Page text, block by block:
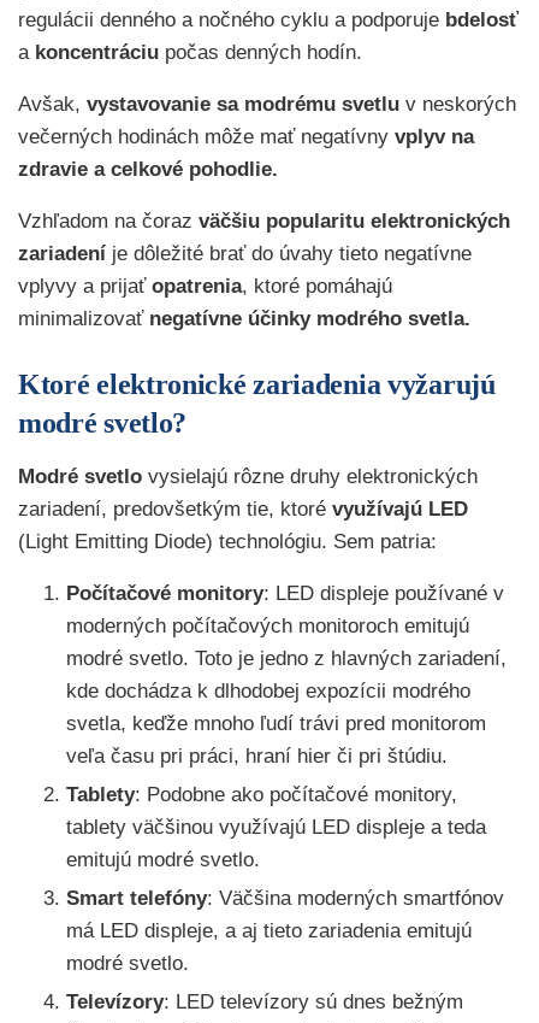
regulácii denného a nočného cyklu a podporuje bdelosť
a koncentráciu počas denných hodín.
Avšak, vystavovanie sa modrému svetlu v neskorých
večerných hodinách môže mať negatívny vplyv na
zdravie a celkové pohodlie.
Vzhľadom na čoraz väčšiu popularitu elektronických
zariadení je dôležité brať do úvahy tieto negatívne
vplyvy a prijať opatrenia, ktoré pomáhajú
minimalizovaťnegatívne účinky modrého svetla.
Ktoré elektronické zariadenia vyžarujú
modré svetlo?
Modré svetlo vysielajú rôzne druhy elektronických
zariadení, predovšetkým tie, ktoré využívajú LED
(Light Emitting Diode) technológiu. Sem patria:
Počítačové monitory: LED displeje používané v
moderných počítačových monitoroch emitujú
modré svetlo. Toto je jedno z hlavných zariadení,
kde dochádza k dlhodobej expozícii modrého
svetla, keďže mnoho ľudí trávi pred monitorom
veľa času pri práci, hraní hier či pri štúdiu.
Tablety: Podobne ako počítačové monitory,
tablety väčšinou využívajú LED displeje a teda
emitujú modré svetlo.
Smart telefóny: Väčšina moderných smartfónov
má LED displeje, a aj tieto zariadenia emitujú
modré svetlo.
Televízory: LED televízory sú dnes bežným